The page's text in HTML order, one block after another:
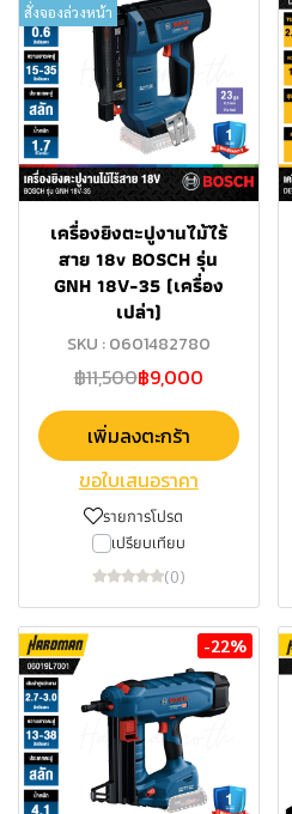
สั่งจองล่วงหน้า
เครื่องยิงตะปูงานไม้ไร้
สาย 18v BOSCH รุ่น
GNH 18V-35 (เครื่อง
เปล่า)
SKU : 0601482780
฿11,500฿9,000
เพิ่มลงตะกร้า
ขอใบเสนอราคา
รายการโปรด
เปรียบเทียบ
(0)
-22%